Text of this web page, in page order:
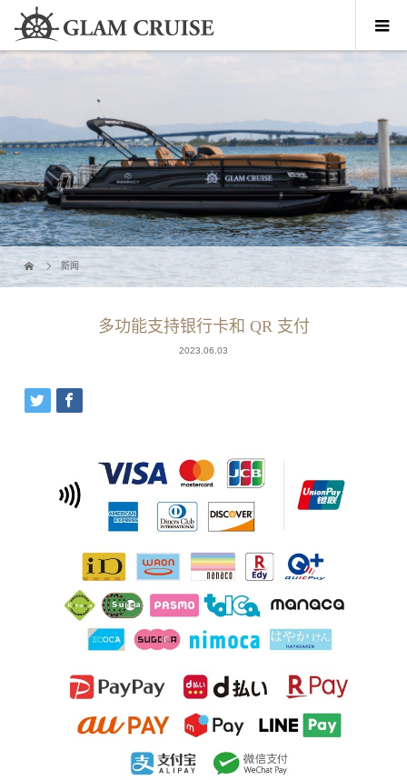
新闻
多功能支持银行卡和 QR 支付
2023.06.03